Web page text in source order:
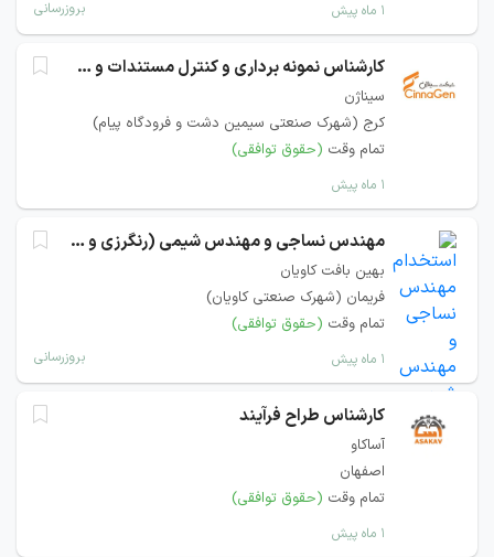
۱ ماه پیش بروزرسانی
کارشناس نمونه برداری و کنترل مستندات و صدور گواهی آنالیز مواد اولیه
سیناژن
کرج (شهرک صنعتی سیمین دشت و فرودگاه پیام)
تمام وقت (حقوق توافقی)
۱ ماه پیش
مهندس نساجی و مهندس شیمی (رنگرزی و تکمیل پارچه)
بهین بافت کاویان
فریمان (شهرک صنعتی کاویان)
تمام وقت (حقوق توافقی)
۱ ماه پیش بروزرسانی
کارشناس طراح فرآیند
آساکاو
اصفهان
تمام وقت (حقوق توافقی)
۱ ماه پیش